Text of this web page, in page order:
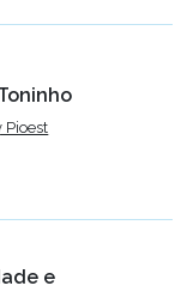
Pioest
e